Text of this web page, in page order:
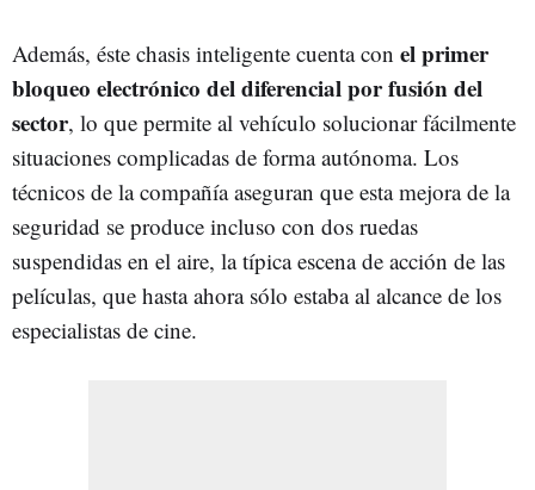
Además, éste chasis inteligente cuenta con el primer
bloqueo electrónico del diferencial por fusión del
sector, lo que permite al vehículo solucionar fácilmente
situaciones complicadas de forma autónoma. Los
técnicos de la compañía aseguran que esta mejora de la
seguridad se produce incluso con dos ruedas
suspendidas en el aire, la típica escena de acción de las
películas, que hasta ahora sólo estaba al alcance de los
especialistas de cine.